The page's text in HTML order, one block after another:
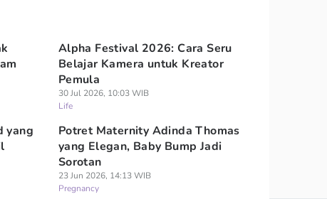
Alpha Festival 2026: Cara Seru
Belajar Kamera untuk Kreator
Pemula
30 Jul 2026, 10:03 WIB
Life
yang
Potret Maternity Adinda Thomas
yang Elegan, Baby Bump Jadi
Sorotan
23 Jun 2026, 14:13 WIB
Pregnancy